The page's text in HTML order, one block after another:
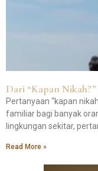
Dari “Kapan
Pertanyaan “kapan
familiar bagi banyak
lingkungan sekitar,
Read More »